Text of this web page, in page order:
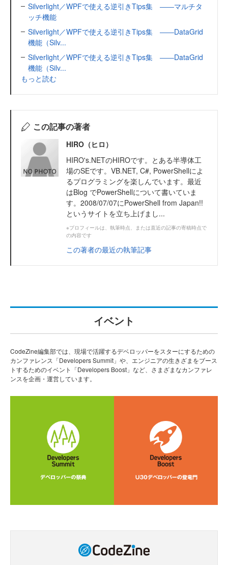
Silverlight／WPFで使える逆引きTips集 ――マルチタ
ッチ機能
Silverlight／WPFで使える逆引きTips集 ――DataGrid
機能（Silv...
Silverlight／WPFで使える逆引きTips集 ――DataGrid
機能（Silv...
もっと読む
この記事の著者
HIRO（ヒロ）
HIRO's.NETのHIROです。とある半導体工
場のSEです。VB.NET, C#, PowerShellによ
るプログラミングを楽しんでいます。最近
はBlog でPowerShellについて書いていま
す。2008/07/07にPowerShell from Japan!!
というサイトを立ち上げまし...
※プロフィールは、執筆時点、または直近の記事の寄稿時点で
の内容です
この著者の最近の執筆記事
イベント
CodeZine編集部では、現場で活躍するデベロッパーをスターにするための
カンファレンス「Developers Summit」や、エンジニアの生きざまをブース
トするためのイベント「Developers Boost」など、さまざまなカンファレ
ンスを企画・運営しています。